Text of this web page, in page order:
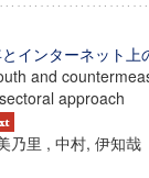
インターネット
and
approach
乃里 , 中村, 伊知哉